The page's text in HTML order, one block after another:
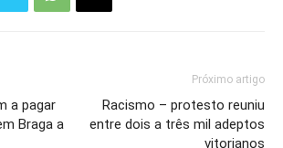
a pagar
Braga a
Próximo artigo
Racismo – protesto reuniu
entre dois a três mil adeptos
vitorianos